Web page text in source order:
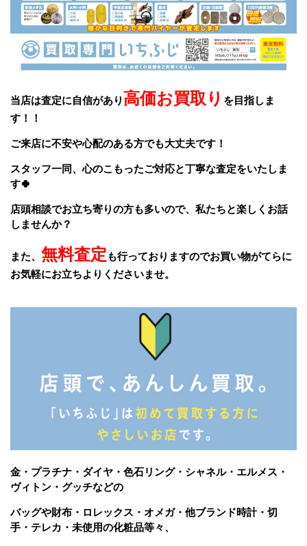
当店は査定に自信があり 高価お買取り を目指しま
す！！
ご来店に不安や心配のある方でも大丈夫です！
スタッフ一同、心のこもったご対応と丁寧な査定をいたしま
す🍀
店頭相談でお立ち寄りの方も多いので、私たちと楽しくお話
しませんか？
また、 無料査定も行っておりますのでお買い物がてらに
お気軽にお立ちよりくださいませ。
金・プラチナ・ダイヤ・色石リング・シャネル・エルメス・
ヴィトン・グッチなどの
バッグや財布・ロレックス・オメガ・他ブランド時計・切
手・テレカ・未使用の化粧品等々、